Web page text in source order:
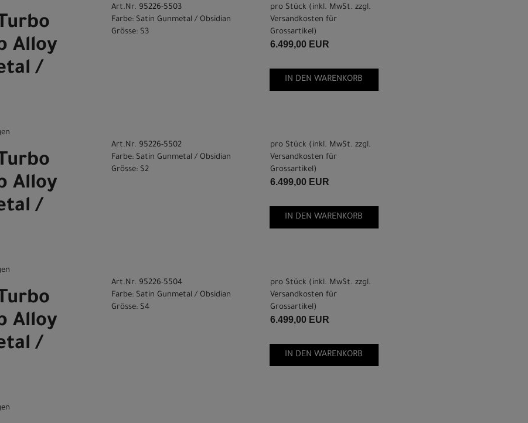
Alloy
/
Art.Nr. 95226-5503
Farbe: Satin Gunmetal / Obsidian
Grösse: S3
pro Stück (inkl. MwSt. zzgl.
Versandkosten für
Grossartikel )
6.499,00 EUR
IN DEN WARENKORB
Alloy
/
Art.Nr. 95226-5502
Farbe: Satin Gunmetal / Obsidian
Grösse: S2
pro Stück (inkl. MwSt. zzgl.
Versandkosten für
Grossartikel )
6.499,00 EUR
IN DEN WARENKORB
Alloy
/
Art.Nr. 95226-5504
Farbe: Satin Gunmetal / Obsidian
Grösse: S4
pro Stück (inkl. MwSt. zzgl.
Versandkosten für
Grossartikel )
6.499,00 EUR
IN DEN WARENKORB